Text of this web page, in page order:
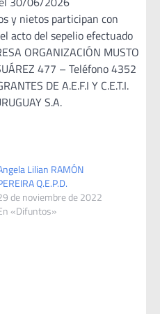
y nietos participan con
acto del sepelio efectuado
ORGANIZACIÓN MUSTO
477 – Teléfono 4352
DE A.E.F.I Y C.E.T.I.
S.A.
Lilian RAMÓN
Q.E.P.D.
de noviembre de 2022
«Difuntos»